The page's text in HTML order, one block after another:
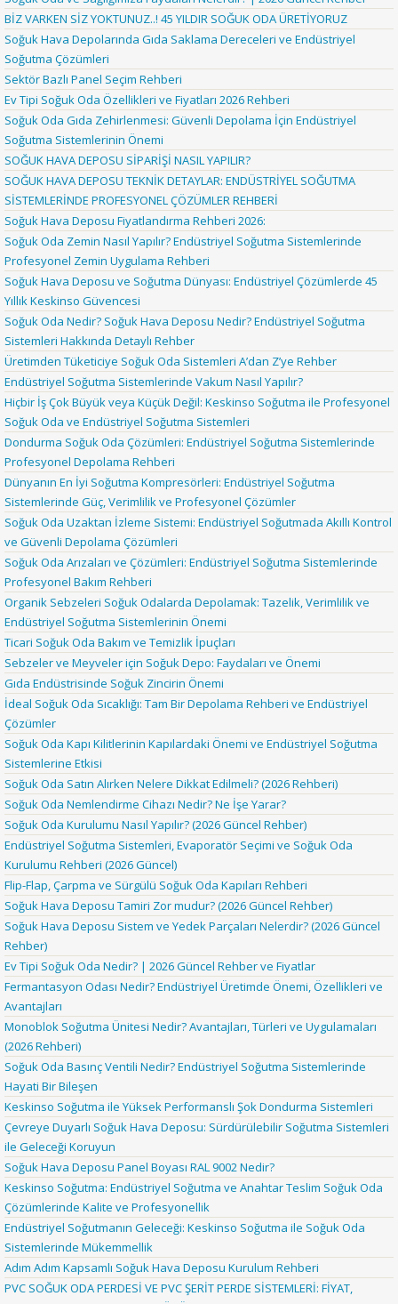
BİZ VARKEN SİZ YOKTUNUZ..! 45 YILDIR SOĞUK ODA ÜRETİYORUZ
Soğuk Hava Depolarında Gıda Saklama Dereceleri ve Endüstriyel
Soğutma Çözümleri
Sektör Bazlı Panel Seçim Rehberi
Ev Tipi Soğuk Oda Özellikleri ve Fiyatları 2026 Rehberi
Soğuk Oda Gıda Zehirlenmesi: Güvenli Depolama İçin Endüstriyel
Soğutma Sistemlerinin Önemi
SOĞUK HAVA DEPOSU SİPARİŞİ NASIL YAPILIR?
SOĞUK HAVA DEPOSU TEKNİK DETAYLAR: ENDÜSTRİYEL SOĞUTMA
SİSTEMLERİNDE PROFESYONEL ÇÖZÜMLER REHBERİ
Soğuk Hava Deposu Fiyatlandırma Rehberi 2026:
Soğuk Oda Zemin Nasıl Yapılır? Endüstriyel Soğutma Sistemlerinde
Profesyonel Zemin Uygulama Rehberi
Soğuk Hava Deposu ve Soğutma Dünyası: Endüstriyel Çözümlerde 45
Yıllık Keskinso Güvencesi
Soğuk Oda Nedir? Soğuk Hava Deposu Nedir? Endüstriyel Soğutma
Sistemleri Hakkında Detaylı Rehber
Üretimden Tüketiciye Soğuk Oda Sistemleri A’dan Z’ye Rehber
Endüstriyel Soğutma Sistemlerinde Vakum Nasıl Yapılır?
Hiçbir İş Çok Büyük veya Küçük Değil: Keskinso Soğutma ile Profesyonel
Soğuk Oda ve Endüstriyel Soğutma Sistemleri
Dondurma Soğuk Oda Çözümleri: Endüstriyel Soğutma Sistemlerinde
Profesyonel Depolama Rehberi
Dünyanın En İyi Soğutma Kompresörleri: Endüstriyel Soğutma
Sistemlerinde Güç, Verimlilik ve Profesyonel Çözümler
Soğuk Oda Uzaktan İzleme Sistemi: Endüstriyel Soğutmada Akıllı Kontrol
ve Güvenli Depolama Çözümleri
Soğuk Oda Arızaları ve Çözümleri: Endüstriyel Soğutma Sistemlerinde
Profesyonel Bakım Rehberi
Organik Sebzeleri Soğuk Odalarda Depolamak: Tazelik, Verimlilik ve
Endüstriyel Soğutma Sistemlerinin Önemi
Ticari Soğuk Oda Bakım ve Temizlik İpuçları
Sebzeler ve Meyveler için Soğuk Depo: Faydaları ve Önemi
Gıda Endüstrisinde Soğuk Zincirin Önemi
İdeal Soğuk Oda Sıcaklığı: Tam Bir Depolama Rehberi ve Endüstriyel
Çözümler
Soğuk Oda Kapı Kilitlerinin Kapılardaki Önemi ve Endüstriyel Soğutma
Sistemlerine Etkisi
Soğuk Oda Satın Alırken Nelere Dikkat Edilmeli? (2026 Rehberi)
Soğuk Oda Nemlendirme Cihazı Nedir? Ne İşe Yarar?
Soğuk Oda Kurulumu Nasıl Yapılır? (2026 Güncel Rehber)
Endüstriyel Soğutma Sistemleri, Evaporatör Seçimi ve Soğuk Oda
Kurulumu Rehberi (2026 Güncel)
Flip-Flap, Çarpma ve Sürgülü Soğuk Oda Kapıları Rehberi
Soğuk Hava Deposu Tamiri Zor mudur? (2026 Güncel Rehber)
Soğuk Hava Deposu Sistem ve Yedek Parçaları Nelerdir? (2026 Güncel
Rehber)
Ev Tipi Soğuk Oda Nedir? | 2026 Güncel Rehber ve Fiyatlar
Fermantasyon Odası Nedir? Endüstriyel Üretimde Önemi, Özellikleri ve
Avantajları
Monoblok Soğutma Ünitesi Nedir? Avantajları, Türleri ve Uygulamaları
(2026 Rehberi)
Soğuk Oda Basınç Ventili Nedir? Endüstriyel Soğutma Sistemlerinde
Hayati Bir Bileşen
Keskinso Soğutma ile Yüksek Performanslı Şok Dondurma Sistemleri
Çevreye Duyarlı Soğuk Hava Deposu: Sürdürülebilir Soğutma Sistemleri
ile Geleceği Koruyun
Soğuk Hava Deposu Panel Boyası RAL 9002 Nedir?
Keskinso Soğutma: Endüstriyel Soğutma ve Anahtar Teslim Soğuk Oda
Çözümlerinde Kalite ve Profesyonellik
Endüstriyel Soğutmanın Geleceği: Keskinso Soğutma ile Soğuk Oda
Sistemlerinde Mükemmellik
Adım Adım Kapsamlı Soğuk Hava Deposu Kurulum Rehberi
PVC SOĞUK ODA PERDESİ VE PVC ŞERİT PERDE SİSTEMLERİ: FİYAT,